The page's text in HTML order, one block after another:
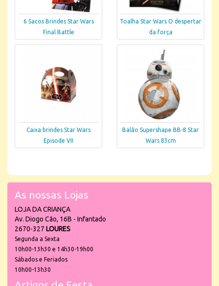
6 Sacos Brindes Star Wars
Final Battle
Toalha Star Wars O despertar
da força
Caixa brindes Star Wars
Episode VII
Balão Supershape BB-8 Star
Wars 83cm
As nossas Lojas
LOJA DA CRIANÇA
Av. Diogo Cão, 16B - Infantado
2670-327 LOURES
Segunda a Sexta
10h00-13h30 e 14h30-19h00
Sábados e Feriados
10h00-13h30